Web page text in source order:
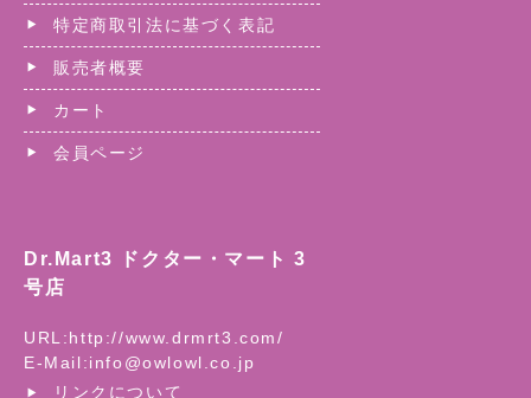
特定商取引法に基づく表記
販売者概要
カート
会員ページ
Dr.Mart3 ドクター・マート 3
号店
URL:http://www.drmrt3.com/
E-Mail:info@owlowl.co.jp
リンクについて